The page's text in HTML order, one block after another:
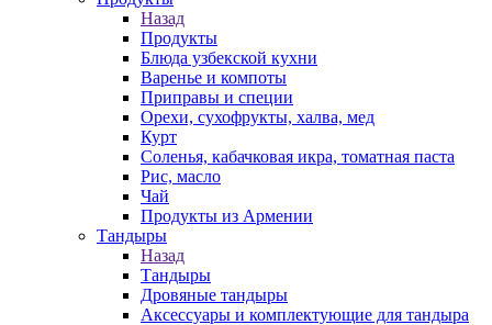
Назад
Продукты
Блюда узбекской кухни
Варенье и компоты
Приправы и специи
Орехи, сухофрукты, халва, мед
Курт
Соленья, кабачковая икра, томатная паста
Рис, масло
Чай
Продукты из Армении
Тандыры
Назад
Тандыры
Дровяные тандыры
Аксессуары и комплектующие для тандыра